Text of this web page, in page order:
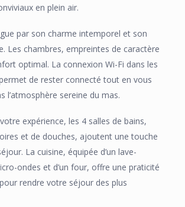
en plein air.
par son charme intemporel et son
Les chambres, empreintes de caractère
optimal. La connexion Wi-Fi dans les
de rester connecté tout en vous
l’atmosphère sereine du mas.
expérience, les 4 salles de bains,
et de douches, ajoutent une touche
La cuisine, équipée d’un lave-
ondes et d’un four, offre une praticité
rendre votre séjour des plus